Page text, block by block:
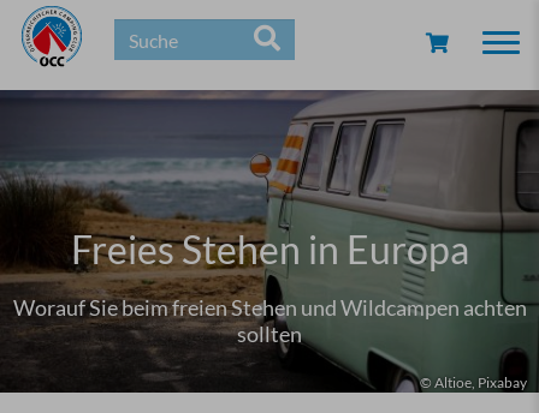
Freies Stehen in Europa
Worauf Sie beim freien Stehen und Wildcampen achten
sollten
© Altioe, Pixabay